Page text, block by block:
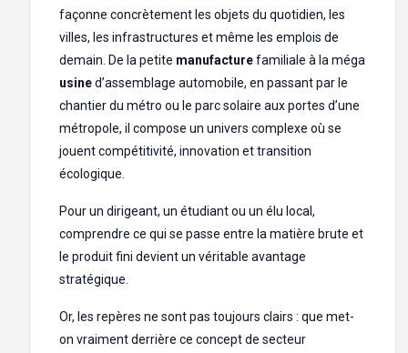
façonne concrètement les objets du quotidien, les
villes, les infrastructures et même les emplois de
demain. De la petite manufacturefamiliale à la méga
usined’assemblage automobile, en passant par le
chantier du métro ou le parc solaire aux portes d’une
métropole, il compose un univers complexe où se
jouent compétitivité, innovation et transition
écologique.
Pour un dirigeant, un étudiant ou un élu local,
comprendre ce qui se passe entre la matière brute et
le produit fini devient un véritable avantage
stratégique.
Or, les repères ne sont pas toujours clairs : que met-
on vraiment derrière ce concept de secteur